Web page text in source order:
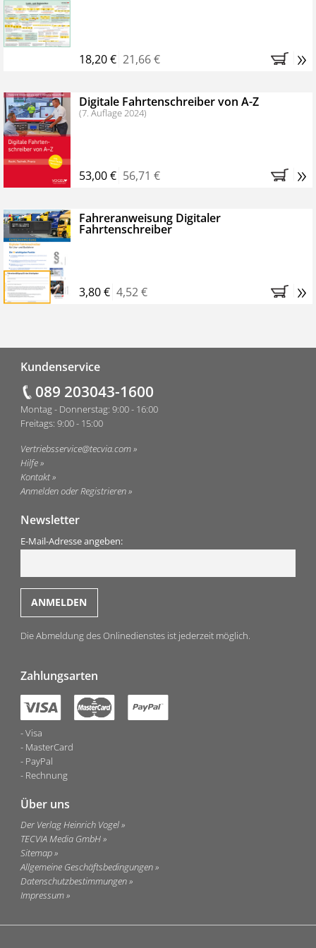
Bestellen Sie jetzt das VerkehrsRundschau Profipaket im
Kennenlern-Abo für zwei Monate (inkl. der derzeitig
Monaten brauchen Sie nichts weiter tun, das
Abonnement endet automatisch, es entstehen keine
weiteren Verpflichtungen.
18,20 € 21,66 € »
Digitale Fahrtenschreiber von A-Z
(7. Auflage 2024)
53,00 € 56,71 € »
Fahreranweisung Digitaler
Fahrtenschreiber
3,80 € 4,52 € »
Kundenservice
089 203043-1600
Montag - Donnerstag: 9:00 - 16:00
Freitags: 9:00 - 15:00
Vertriebsservice@tecvia.com
Hilfe
Kontakt
Anmelden oder Registrieren
Newsletter
E-Mail-Adresse angeben:
Die Abmeldung des Onlinedienstes ist jederzeit möglich.
Zahlungsarten
Visa
MasterCard
PayPal
Rechnung
Über uns
Der Verlag Heinrich Vogel
TECVIA Media GmbH
Sitemap
Allgemeine Geschäftsbedingungen
Datenschutzbestimmungen
Impressum